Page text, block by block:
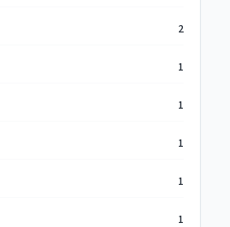
2
1
1
1
1
1